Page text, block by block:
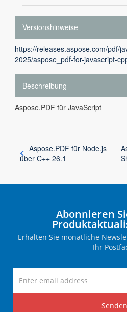
Versionshinweise
https://releases.aspose.com/pdf/
2025/aspose_pdf-for-javascript-
Beschreibung
Aspose.PDF für JavaScript
Aspose.PDF für Node.js
über C++ 26.1
Abonnieren
Erhalten Sie monatliche
Ihr
Senden